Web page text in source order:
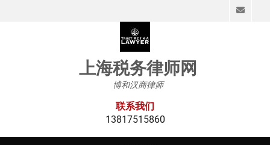
上海税务律师网
博和汉商律师
联系我们
13817515860